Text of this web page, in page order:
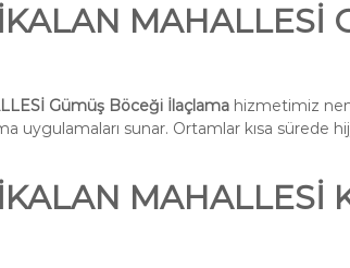
MAHALLESİ
Gümüş Böceği İlaçlama hizmetimiz
uygulamaları sunar. Ortamlar kısa sürede
MAHALLESİ